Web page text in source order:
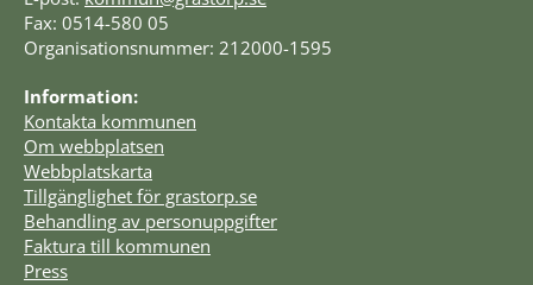
Fax: 0514-580 05
Organisationsnummer: 212000-1595
Information:
Kontakta kommunen
Om webbplatsen
Webbplatskarta
Tillgänglighet för grastorp.se
Behandling av personuppgifter
Faktura till kommunen
Press